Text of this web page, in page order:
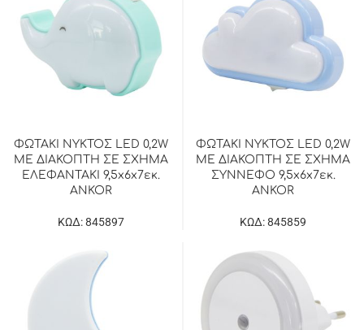
ΦΩΤΑΚΙ ΝΥΚΤΟΣ LED 0,2W
ΜΕ ΔΙΑΚΟΠΤΗ ΣΕ ΣΧΗΜΑ
ΕΛΕΦΑΝΤΑΚΙ 9,5x6x7εκ.
ANKOR
ΚΩΔ: 845897
ΦΩΤΑΚΙ ΝΥΚΤΟΣ LED 0,2W
ΜΕ ΔΙΑΚΟΠΤΗ ΣΕ ΣΧΗΜΑ
ΣΥΝΝΕΦΟ 9,5x6x7εκ.
ANKOR
ΚΩΔ: 845859